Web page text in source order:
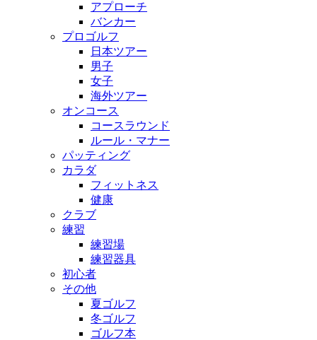
アプローチ
バンカー
プロゴルフ
日本ツアー
男子
女子
海外ツアー
オンコース
コースラウンド
ルール・マナー
パッティング
カラダ
フィットネス
健康
クラブ
練習
練習場
練習器具
初心者
その他
夏ゴルフ
冬ゴルフ
ゴルフ本